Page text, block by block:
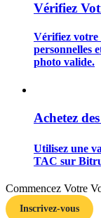
Apprenez à
Vérifiez
Vérifiez votre
personnelles
photo valide.
Achetez
Utilisez une
TAC sur
Commencez Votre
Inscrivez-vous